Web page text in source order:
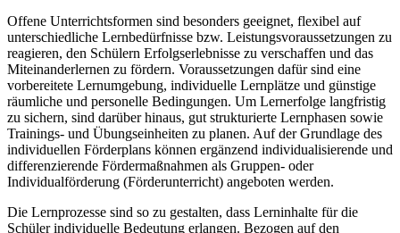
Offene Unterrichtsformen sind besonders geeignet, flexibel auf
unterschiedliche Lernbedürfnisse bzw. Leistungsvoraussetzungen zu
reagieren, den Schülern Erfolgserlebnisse zu verschaffen und das
Miteinanderlernen zu fördern. Voraussetzungen dafür sind eine
vorbereitete Lernumgebung, individuelle Lernplätze und günstige
räumliche und personelle Bedingungen. Um Lernerfolge langfristig
zu sichern, sind darüber hinaus, gut strukturierte Lernphasen sowie
Trainings- und Übungseinheiten zu planen. Auf der Grundlage des
individuellen Förderplans können ergänzend individualisierende und
differenzierende Fördermaßnahmen als Gruppen- oder
Individualförderung (Förderunterricht) angeboten werden.
Die Lernprozesse sind so zu gestalten, dass Lerninhalte für die
Schüler individuelle Bedeutung erlangen. Bezogen auf den